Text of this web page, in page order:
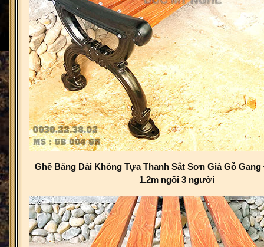
Ghế Băng Dài Không Tựa Thanh Sắt Sơn Giả Gỗ
1.2m ngồi 3 người